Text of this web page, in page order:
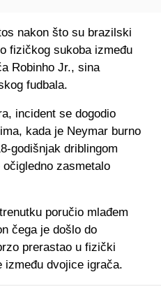
nakon što su brazilski
fizičkog sukoba između
Robinho Jr., sina
fudbala.
incident se dogodio
kada je Neymar burno
godišnjak driblingom
zasmetalo
poručio mlađem
čega je došlo do
prerastao u fizički
između dvojice igrača.